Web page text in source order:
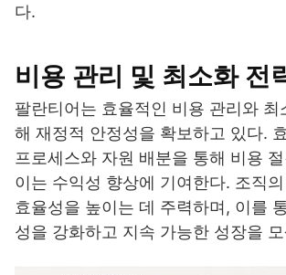
다.
비용 관리 및 최소화 전
팔란티어는 효율적인 비용 관리와 최
해 재정적 안정성을 확보하고 있다.
프로세스와 자원 배분을 통해 비용
이는 수익성 향상에 기여한다. 조직
효율성을 높이는 데 주력하며, 이를
성을 강화하고 지속 가능한 성장을